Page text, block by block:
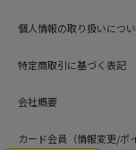
個人情報の取り扱いにつ
特定商取引に基づく表記
会社概要
カード会員（情報変更/ポ